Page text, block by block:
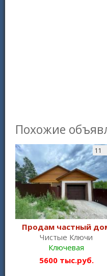
Похожие
11
Продам частный
Чистые Ключи
Ключевая
5600 тыс.руб.